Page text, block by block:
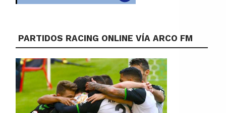
PARTIDOS RACING ONLINE VÍA ARCO FM